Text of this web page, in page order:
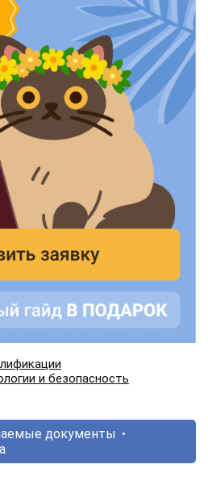
и безопасность
документы